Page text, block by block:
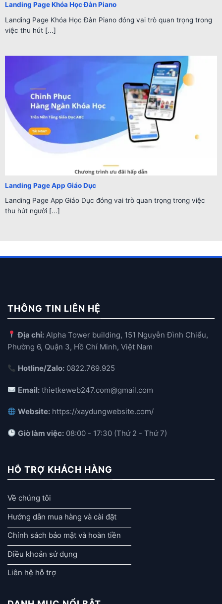
Landing Page Khóa Học Đàn Piano
Landing Page Khóa Học Đàn Piano đóng vai trò quan trọng trong
việc thu hút [...]
Landing Page App Giáo Dục
Landing Page App Giáo Dục đóng vai trò quan trọng trong việc
thu hút người [...]
THÔNG TIN LIÊN HỆ
Địa chỉ: Alpha Tower building, 151 Nguyễn Đình Chiểu,
Phường 6, Quận 3, Hồ Chí Minh, Việt Nam
Hotline/Zalo: 0822.769.925
Email: thietkeweb247.com@gmail.com
Website: https://xaydungwebsite.com/
Giờ làm việc: 08:00 - 17:30 (Thứ 2 - Thứ 7)
HỖ TRỢ KHÁCH HÀNG
Về chúng tôi
Hướng dẫn mua hàng và cài đặt
Chính sách bảo mật và hoàn tiền
Điều khoản sử dụng
Liên hệ hỗ trợ